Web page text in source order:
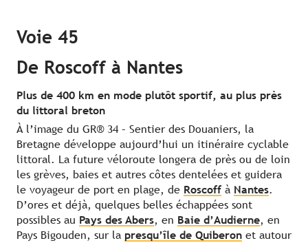
Voie 45
De Roscoff à Nantes
Plus de 400 km en mode plutôt sportif, au plus près
du littoral breton
À l’image du GR® 34 – Sentier des Douaniers, la
Bretagne développe aujourd’hui un itinéraire cyclable
littoral. La future véloroute longera de près ou de loin
les grèves, baies et autres côtes dentelées et guidera
le voyageur de port en plage, de Roscoffà Nantes.
D’ores et déjà, quelques belles échappées sont
possibles au Pays des Abers, en Baie d’Audierne, en
Pays Bigouden, sur la presqu’île de Quiberon et autour